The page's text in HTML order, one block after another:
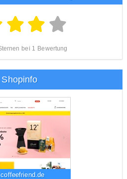
bei 1 Bewertung
Shopinfo